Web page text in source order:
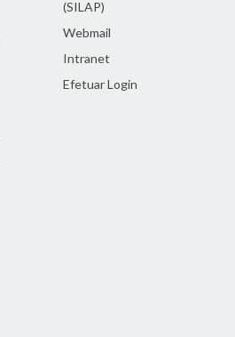
(SILAP)
Webmail
Intranet
Efetuar Login